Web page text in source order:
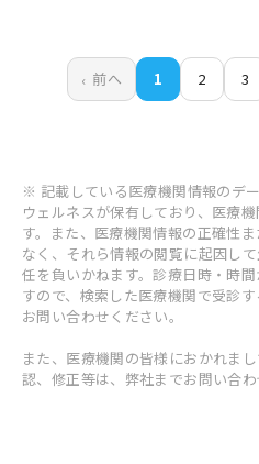
前へ 1 2 3
※ 記載している医療機関情報のデ
ウェルネスが保有しており、医療
す。また、医療機関情報の正確性
なく、それら情報の閲覧に起因し
任を負いかねます。診療日時・時
すので、検索した医療機関で受診
お問い合わせください。
また、医療機関の皆様におかれま
認、修正等は、弊社までお問い合わ